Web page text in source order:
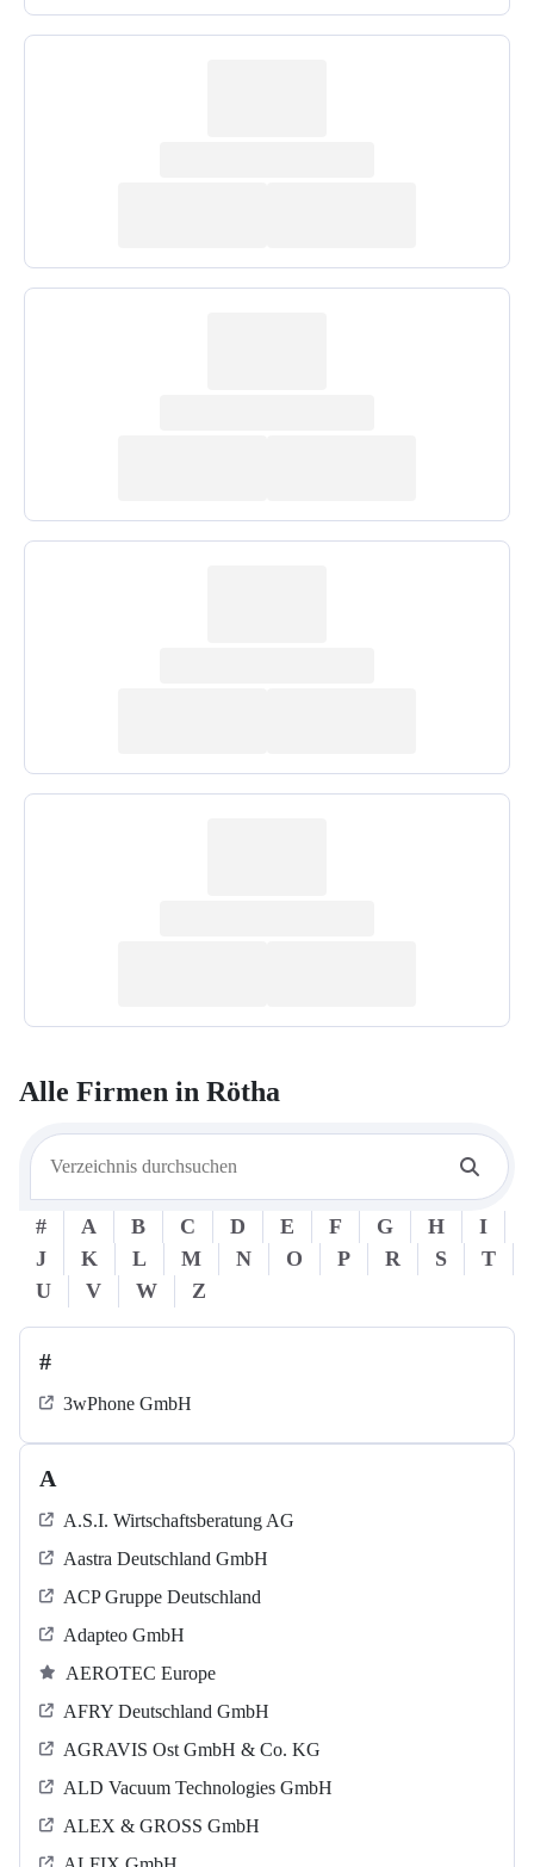
Alle Firmen in Rötha
# A B C D E F G H
I
J
K L M N O P R S
T
U
V W Z
#
3wPhone GmbH
A
A.S.I. Wirtschaftsberatung AG
Aastra Deutschland GmbH
ACP Gruppe Deutschland
Adapteo GmbH
AEROTEC Europe
AFRY Deutschland GmbH
AGRAVIS Ost GmbH & Co. KG
ALD Vacuum Technologies GmbH
ALEX & GROSS GmbH